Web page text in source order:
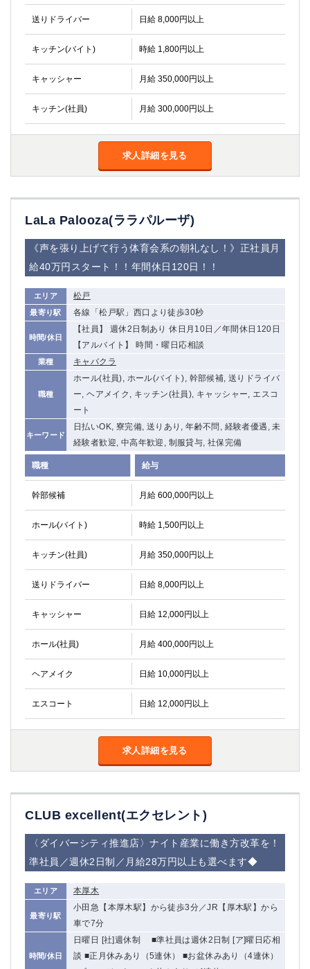
送りドライバー 日給 8,000円以上
キッチン(バイト) 時給 1,800円以上
キャッシャー 月給 350,000円以上
キッチン(社員) 月給 300,000円以上
求人詳細を見る
LaLa Palooza(ララパルーザ)
《声を張り上げて行う体育会系の朝礼なし！》正社員月
給40万円スタート！！年間休日120日！！
エリア 松戸
最寄り駅 各線「松戸駅」西口より徒歩30秒
時間/休日
【社員】 週休2日制あり 休日月10日／年間休日120日
【アルバイト】 時間・曜日応相談
業種 キャバクラ
職種
ホール(社員), ホール(バイト), 幹部候補, 送りドライバ
ー, ヘアメイク, キッチン(社員), キャッシャー, エスコ
ート
キーワード
日払いOK, 寮完備, 送りあり, 年齢不問, 経験者優遇, 未
経験者歓迎, 中高年歓迎, 制服貸与, 社保完備
職種 給与
幹部候補 月給 600,000円以上
ホール(バイト) 時給 1,500円以上
キッチン(社員) 月給 350,000円以上
送りドライバー 日給 8,000円以上
キャッシャー 日給 12,000円以上
ホール(社員) 月給 400,000円以上
ヘアメイク 日給 10,000円以上
エスコート 日給 12,000円以上
求人詳細を見る
CLUB excellent(エクセレント)
〈ダイバーシティ推進店〉ナイト産業に働き方改革を！
準社員／週休2日制／月給28万円以上も選べます◆
エリア 本厚木
最寄り駅
小田急【本厚木駅】から徒歩3分／JR【厚木駅】から
車で7分
時間/休日
日曜日 [社]週休制 ■準社員は週休2日制 [ア]曜日応相
談 ■正月休みあり（5連休） ■お盆休みあり（4連休）